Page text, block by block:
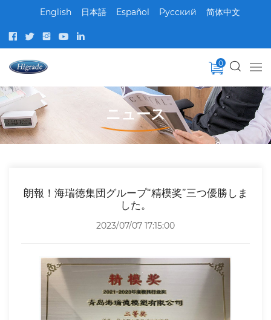
English 日本語 Español Pусский 简体中文
0
ニュース
朗報！海瑞徳集団グループ“精模奖”三つ優勝しま
した。
2023/07/07 17:15:00